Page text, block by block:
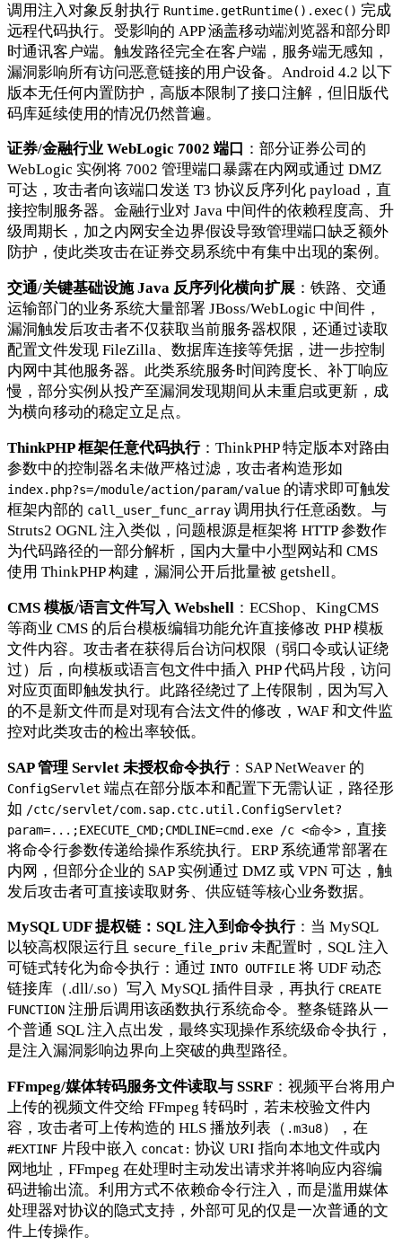
调用注入对象反射执行 Runtime.getRuntime().exec() 完成
远程代码执行。受影响的 APP 涵盖移动端浏览器和部分即
时通讯客户端。触发路径完全在客户端，服务端无感知，
漏洞影响所有访问恶意链接的用户设备。Android 4.2 以下
版本无任何内置防护，高版本限制了接口注解，但旧版代
码库延续使用的情况仍然普遍。
证券/金融行业 WebLogic 7002 端口 ：部分证券公司的
WebLogic 实例将 7002 管理端口暴露在内网或通过 DMZ
可达，攻击者向该端口发送 T3 协议反序列化 payload，直
接控制服务器。金融行业对 Java 中间件的依赖程度高、升
级周期长，加之内网安全边界假设导致管理端口缺乏额外
防护，使此类攻击在证券交易系统中有集中出现的案例。
交通/关键基础设施 Java 反序列化横向扩展 ：铁路、交通
运输部门的业务系统大量部署 JBoss/WebLogic 中间件，
漏洞触发后攻击者不仅获取当前服务器权限，还通过读取
配置文件发现 FileZilla、数据库连接等凭据，进一步控制
内网中其他服务器。此类系统服务时间跨度长、补丁响应
慢，部分实例从投产至漏洞发现期间从未重启或更新，成
为横向移动的稳定立足点。
ThinkPHP 框架任意代码执行：ThinkPHP 特定版本对路由
参数中的控制器名未做严格过滤，攻击者构造形如
index.php?s=/module/action/param/value 的请求即可触发
框架内部的 call_user_func_array 调用执行任意函数。与
Struts2 OGNL 注入类似，问题根源是框架将 HTTP 参数作
为代码路径的一部分解析，国内大量中小型网站和 CMS
使用 ThinkPHP 构建，漏洞公开后批量被 getshell。
CMS 模板/语言文件写入 Webshell ：ECShop、KingCMS
等商业 CMS 的后台模板编辑功能允许直接修改 PHP 模板
文件内容。攻击者在获得后台访问权限（弱口令或认证绕
过）后，向模板或语言包文件中插入 PHP 代码片段，访问
对应页面即触发执行。此路径绕过了上传限制，因为写入
的不是新文件而是对现有合法文件的修改，WAF 和文件监
控对此类攻击的检出率较低。
SAP 管理 Servlet 未授权命令执行：SAP NetWeaver 的
ConfigServlet 端点在部分版本和配置下无需认证，路径形
如 /ctc/servlet/com.sap.ctc.util.ConfigServlet?
param=...;EXECUTE_CMD;CMDLINE=cmd.exe /c <命令> ，直接
将命令行参数传递给操作系统执行。ERP 系统通常部署在
内网，但部分企业的 SAP 实例通过 DMZ 或 VPN 可达，触
发后攻击者可直接读取财务、供应链等核心业务数据。
MySQL UDF 提权链：SQL 注入到命令执行：当 MySQL
以较高权限运行且
secure_file_priv 未配置时，SQL 注入
可链式转化为命令执行：通过 INTO OUTFILE 将 UDF 动态
链接库（.dll/.so）写入 MySQL 插件目录，再执行 CREATE
FUNCTION 注册后调用该函数执行系统命令。整条链路从一
个普通 SQL 注入点出发，最终实现操作系统级命令执行，
是注入漏洞影响边界向上突破的典型路径。
FFmpeg/媒体转码服务文件读取与 SSRF ：视频平台将用户
上传的视频文件交给 FFmpeg 转码时，若未校验文件内
容，攻击者可上传构造的 HLS 播放列表（ .m3u8），在
#EXTINF 片段中嵌入 concat: 协议 URI 指向本地文件或内
网地址，FFmpeg 在处理时主动发出请求并将响应内容编
码进输出流。利用方式不依赖命令行注入，而是滥用媒体
处理器对协议的隐式支持，外部可见的仅是一次普通的文
件上传操作。